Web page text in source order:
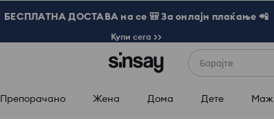
БЕСПЛАТНА ДОСТАВА на се 🎒 За онлајн плаќање 📲
Купи сега >>
Барајте
Препорачано Жена Дома Дете Маж